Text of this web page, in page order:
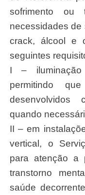
sofrimento ou
necessidades de
crack, álcool e
seguintes
I – iluminação
permitindo
desenvolvidos
quando
II – em
vertical, o
para atenção a
transtorno
saúde